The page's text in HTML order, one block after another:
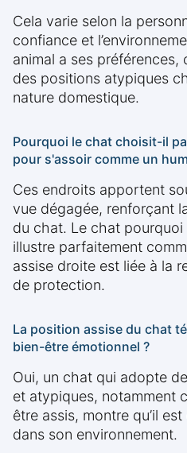
Cela varie selon la
confiance et
animal a ses
des positions atypiques
nature domestique.
Pourquoi le chat choisit-il
pour s'assoir comme un
Ces endroits apportent
vue dégagée, renforçant
du chat. Le chat pourquoi
illustre parfaitement
assise droite est liée à la
de protection.
La position assise du chat
bien-être émotionnel ?
Oui, un chat qui adopte
et atypiques, notamment
être assis, montre qu’il
dans son environnement.